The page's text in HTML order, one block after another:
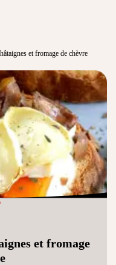
et fromage de chèvre
et fromage